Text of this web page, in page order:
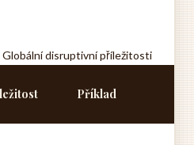
Globální disruptivní příležitosti
Příklad